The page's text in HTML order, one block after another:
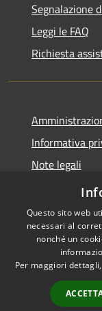
Segnalazione
Leggi le FAQ
Richiesta
Informativa
Note legali
Dichiarazione
Accessibilità
Questo sito web
necessari al
nonché un
Per maggiori